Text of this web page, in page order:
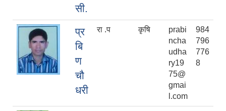
सी.
प्र
बि
ण
चौ
धरी
रा .प कृषि
prabi
ncha
udha
ry19
75@
gmai
l.com
984
796
776
8